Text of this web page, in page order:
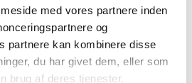
med vores partnere inden
og
partnere kan kombinere disse
du har givet dem, eller som
brug af deres tjenester.
af kendte
et stort udvalg af kendte
vitaminer og andre spændende